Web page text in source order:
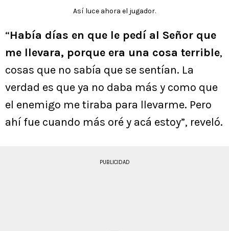
Así luce ahora el jugador.
“Había días en que le pedí al Señor que
me llevara, porque era una cosa terrible,
cosas que no sabía que se sentían. La
verdad es que ya no daba más y como que
el enemigo me tiraba para llevarme. Pero
ahí fue cuando más oré y acá estoy”, reveló.
PUBLICIDAD